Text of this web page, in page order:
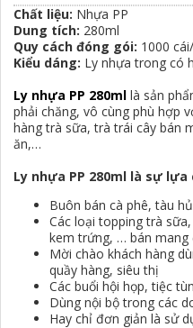
Chất liệu: Nhựa PP
Dung tích: 280ml
Quy cách đóng gói: 1000
Kiểu dáng: Ly nhựa trong có
Ly nhựa PP 280ml là sản
phải chăng, vô cùng phù hợp
hàng trà sữa, trà trái cây bán
ăn,…
Ly nhựa PP 280ml là sự
Buôn bán cà phê, tàu
Các loại topping trà
kem trứng, … bán mang
Mời chào khách hàng
quầy hàng, siêu thị
Các buổi hội họp, tiệc
Dùng nội bộ trong các
Hay chỉ đơn giản là sử